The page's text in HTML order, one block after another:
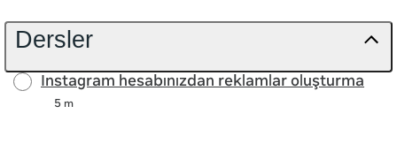
Dersler
Instagram hesabınızdan reklamlar oluşturma
5 m